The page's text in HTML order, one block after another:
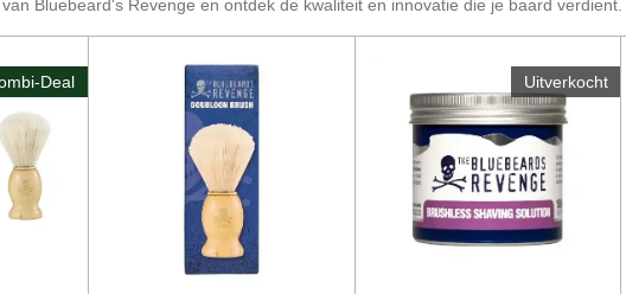
Bluebeard's Revenge en ontdek de kwaliteit en innovatie die je baard verdient.
Deal Uitverkocht